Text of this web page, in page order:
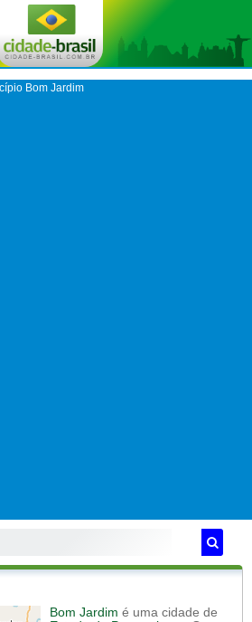
Bom Jardim
Bom Jardim é uma cidade de